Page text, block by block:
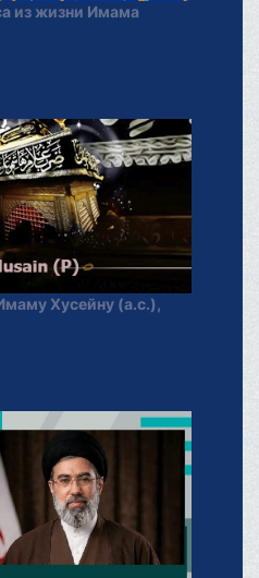
из жизни Имама
Хусейну (а.с.),